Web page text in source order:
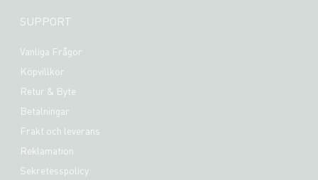
SUPPORT
Vanliga Frågor
Köpvillkor
Retur & Byte
Betalningar
Frakt och leverans
Reklamation
Sekretesspolicy